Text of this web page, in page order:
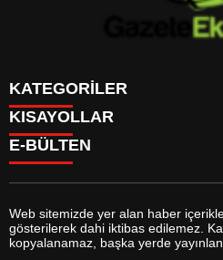
KATEGORİLER
GÜNDEM
DÜNYA
SİYASET
MAGAZİN
SAĞLIK
EĞİTİM
YAŞAM
KISAYOLLAR
BURÇLAR
FİKSTÜR
FİRMA EKLE
FİRMA REHBERİ
E-BÜLTEN
gazeteekonomi.com e-bültenine
Web sitemizde yer alan haber
gösterilerek dahi iktibas edilemez.
kopyalanamaz, başka yerde